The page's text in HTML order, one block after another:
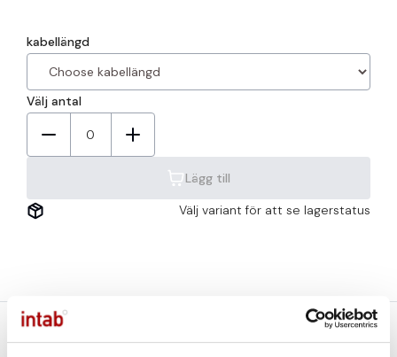
kabellängd
Välj antal
0
Lägg till
Välj variant för att se lagerstatus
Beskrivning